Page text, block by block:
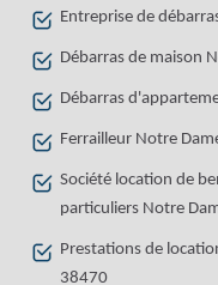
Entreprise de
Débarras de maison
Débarras
Ferrailleur Notre
Société location de
particuliers Notre
Prestations de
38470